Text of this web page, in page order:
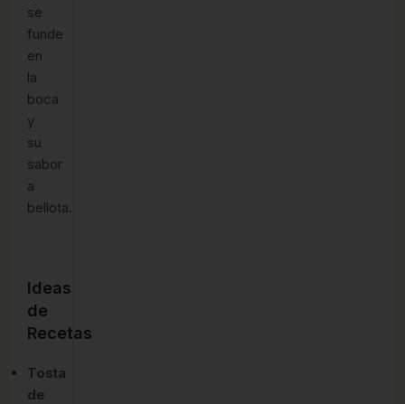
se
funde
en
la
boca
y
su
sabor
a
bellota.
Ideas
de
Recetas
Tosta
de